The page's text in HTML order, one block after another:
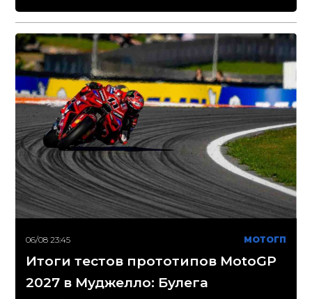
06/08 23:45 МОТОГП
Итоги тестов прототипов MotoGP
2027 в Муджелло: Булега